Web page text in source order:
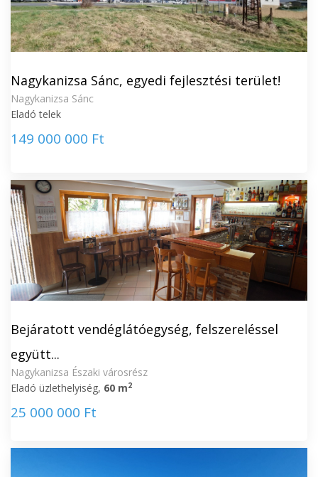
Nagykanizsa Sánc, egyedi fejlesztési terület!
Nagykanizsa Sánc
Eladó telek
149 000 000 Ft
Bejáratott vendéglátóegység, felszereléssel
együtt...
Nagykanizsa Északi városrész
Eladó üzlethelyiség, 60 m2
25 000 000 Ft